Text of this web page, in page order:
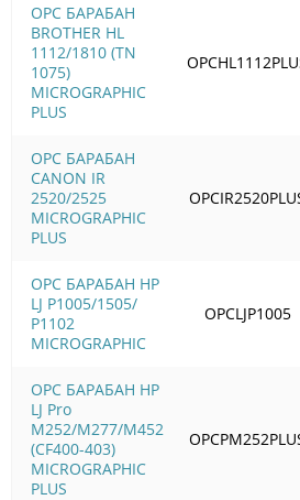
OPC БАРАБАН
BROTHER HL
1112/1810 (TN
1075)
MICROGRAPHIC
PLUS
OPC БАРАБАН
CANON IR
2520/2525
MICROGRAPHIC
PLUS
OPC БАРАБАН HP
LJ P1005/1505/
Р1102
MICROGRAPHIC
OPC БАРАБАН HP
LJ Pro
M252/M277/M452
(CF400-403)
MICROGRAPHIC
PLUS
OPCLJP1005